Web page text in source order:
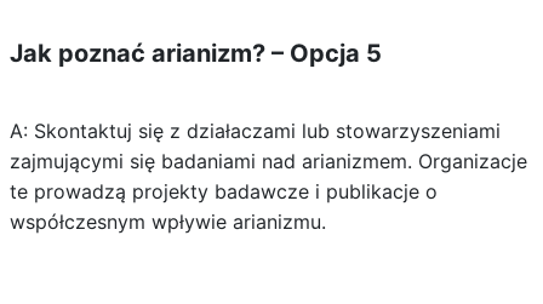
Jak poznać arianizm? – Opcja 5
A: Skontaktuj się z działaczami lub stowarzyszeniami
zajmującymi się badaniami nad arianizmem. Organizacje
te prowadzą projekty badawcze i publikacje o
współczesnym wpływie arianizmu.